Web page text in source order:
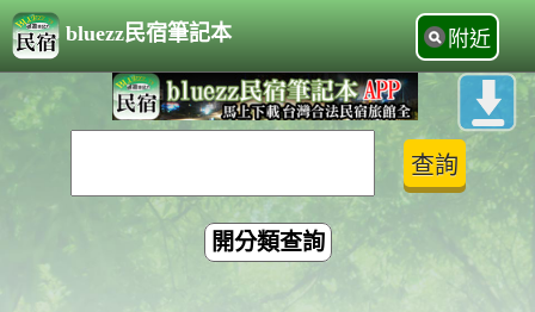
bluezz民宿筆記本 附近
開分類查詢